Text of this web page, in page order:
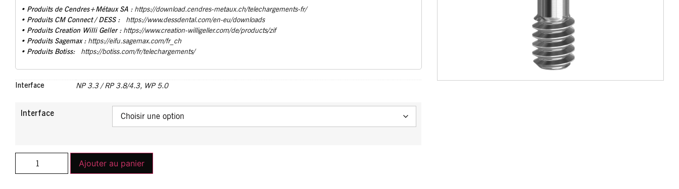
• Produits de Cendres+Métaux SA : https://download.cendres-metaux.ch/telechargements-fr/
• Produits CM Connect / DESS :
https://www.dessdental.com/en-eu/downloads
• Produits Creation Willi Geller : https://www.creation-willigeller.com/de/products/zif
• Produits Sagemax : https://eifu.sagemax.com/fr_ch
• Produits Botiss: https://botiss.com/fr/telechargements/
Interface NP 3.3 / RP 3.8/4.3, WP 5.0
Interface
Ajouter au panier